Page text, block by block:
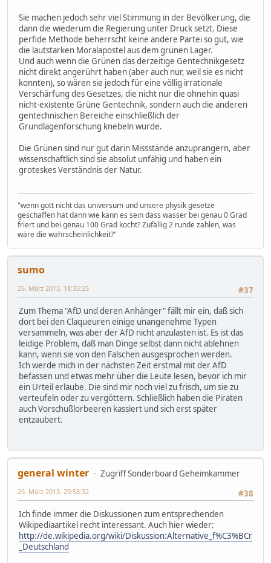
Sie machen jedoch sehr viel Stimmung in der Bevölkerung, die
dann die wiederum die Regierung unter Druck setzt. Diese
perfide Methode beherrscht keine andere Partei so gut, wie
die lautstarken Moralapostel aus dem grünen Lager.
Und auch wenn die Grünen das derzeitige Gentechnikgesetz
nicht direkt angerührt haben (aber auch nur, weil sie es nicht
konnten), so wären sie jedoch für eine völlig irrationale
Verschärfung des Gesetzes, die nicht nur die ohnehin quasi
nicht-existente Grüne Gentechnik, sondern auch die anderen
gentechnischen Bereiche einschließlich der
Grundlagenforschung knebeln würde.
Die Grünen sind nur gut darin Missstände anzuprangern, aber
wissenschaftlich sind sie absolut unfähig und haben ein
groteskes Verständnis der Natur.
"wenn gott nicht das universum und unsere physik gesetze
geschaffen hat dann wie kann es sein dass wasser bei genau 0 Grad
friert und bei genau 100 Grad kocht? Zufällig 2 runde zahlen, was
wäre die wahrscheinlichkeit?"
sumo
#37
25. März 2013, 18:33:25
Zum Thema "AfD und deren Anhänger" fällt mir ein, daß sich
dort bei den Claqueuren einige unangenehme Typen
versammeln, was aber der AfD nicht anzulasten ist. Es ist das
leidige Problem, daß man Dinge selbst dann nicht ablehnen
kann, wenn sie von den Falschen ausgesprochen werden.
Ich werde mich in der nächsten Zeit erstmal mit der AfD
befassen und etwas mehr über die Leute lesen, bevor ich mir
ein Urteil erlaube. Die sind mir noch viel zu frisch, um sie zu
verteufeln oder zu vergöttern. Schließlich haben die Piraten
auch Vorschußlorbeeren kassiert und sich erst später
entzaubert.
general winter
Zugriff Sonderboard Geheimkammer
#38
25. März 2013, 20:58:32
Ich finde immer die Diskussionen zum entsprechenden
Wikipediaartikel recht interessant. Auch hier wieder:
http://de.wikipedia.org/wiki/Diskussion:Alternative_f%C3%BCr
_Deutschland